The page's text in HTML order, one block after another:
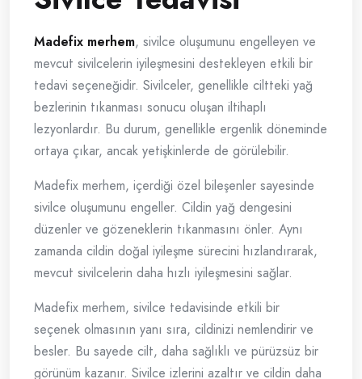
Madefix merhem, sivilce oluşumunu engelleyen ve
mevcut sivilcelerin iyileşmesini destekleyen etkili bir
tedavi seçeneğidir. Sivilceler, genellikle ciltteki yağ
bezlerinin tıkanması sonucu oluşan iltihaplı
lezyonlardır. Bu durum, genellikle ergenlik döneminde
ortaya çıkar, ancak yetişkinlerde de görülebilir.
Madefix merhem, içerdiği özel bileşenler sayesinde
sivilce oluşumunu engeller. Cildin yağ dengesini
düzenler ve gözeneklerin tıkanmasını önler. Aynı
zamanda cildin doğal iyileşme sürecini hızlandırarak,
mevcut sivilcelerin daha hızlı iyileşmesini sağlar.
Madefix merhem, sivilce tedavisinde etkili bir
seçenek olmasının yanı sıra, cildinizi nemlendirir ve
besler. Bu sayede cilt, daha sağlıklı ve pürüzsüz bir
görünüm kazanır. Sivilce izlerini azaltır ve cildin daha